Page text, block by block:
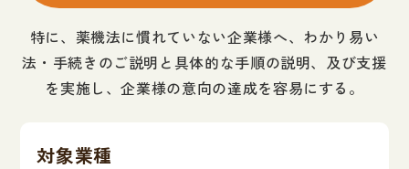
特に、薬機法に慣れていない企業様へ、わかり易い
法・手続きのご説明と具体的な手順の説明、及び支援
を実施し、企業様の意向の達成を容易にする。
対象業種